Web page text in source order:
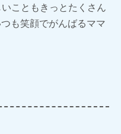
こともきっとたくさん
も笑顔でがんばるママ